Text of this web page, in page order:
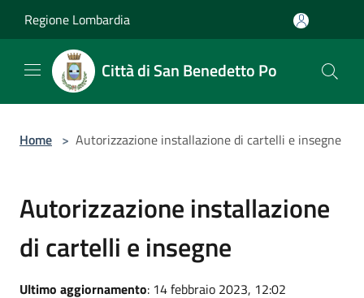
Regione Lombardia
Città di San Benedetto Po
Home > Autorizzazione installazione di cartelli e insegne
Autorizzazione installazione
di cartelli e insegne
Ultimo aggiornamento: 14 febbraio 2023, 12:02